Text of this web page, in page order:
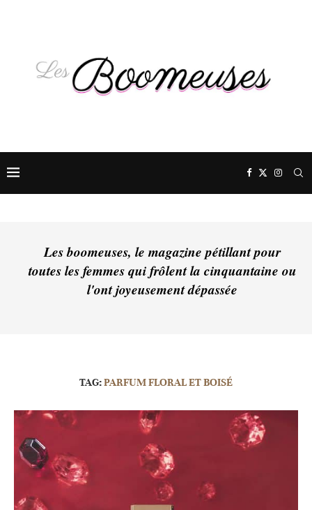
Les boomeuses, le magazine pétillant pour
toutes les femmes qui frôlent la cinquantaine ou
l'ont joyeusement dépassée
TAG:PARFUM FLORAL ET BOISÉ